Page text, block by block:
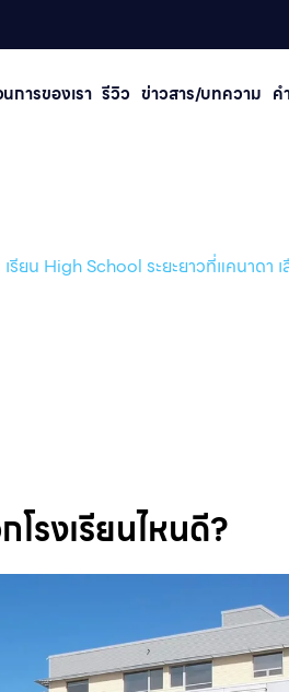
การของเรา รีวิว ข่าวสาร/บทความ คํ
/
เรียน High School ระยะยาวที่แคนาดา เ
รงเรียนไหนดี?